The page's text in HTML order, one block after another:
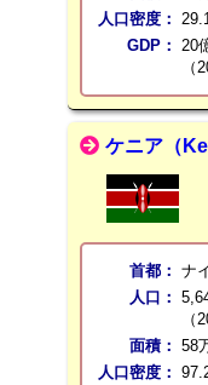
人口密度：
GDP： 20
（
ケニア（
首都： ナ
人口：
（
面積： 58
人口密度：